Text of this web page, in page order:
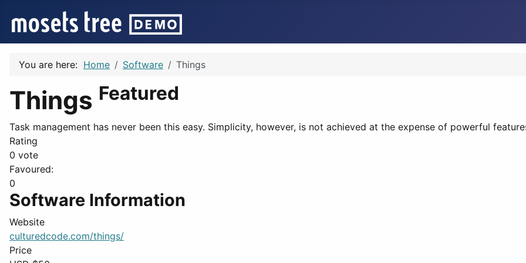
You are here: Home Software Things
Things Featured
Task management has never been this easy. Simplicity, however, is not achieved at the expense of powerful
Rating
0 vote
Favoured:
0
Software Information
Website
culturedcode.com/things/
Price